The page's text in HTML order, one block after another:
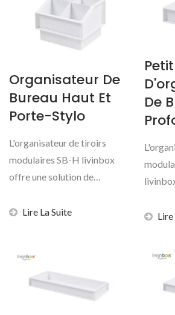
Organisateur De
Bureau Haut Et
Porte-Stylo
L'organisateur de tiroirs
modulaires SB-H livinbox
offre une solution de
évolutive...
Lire La Suite
De
Lire